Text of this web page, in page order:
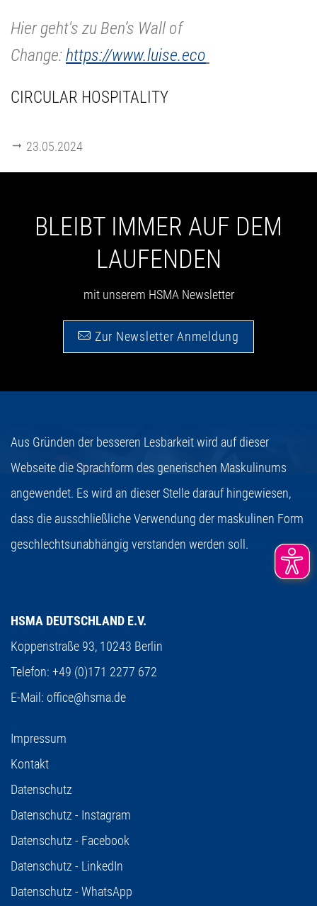
Hier geht's zu Ben’s Wall of
Change: https://www.luise.eco
CIRCULAR HOSPITALITY
23.05.2024
BLEIBT IMMER AUF DEM
LAUFENDEN
mit unserem HSMA Newsletter
Zur Newsletter Anmeldung
Aus Gründen der besseren Lesbarkeit wird auf dieser
Webseite die Sprachform des generischen Maskulinums
angewendet. Es wird an dieser Stelle darauf hingewiesen,
dass die ausschließliche Verwendung der maskulinen Form
geschlechtsunabhängig verstanden werden soll.
HSMA DEUTSCHLAND E.V.
Koppenstraße 93, 10243 Berlin
Telefon: +49 (0)171 2277 672
E-Mail: office@hsma.de
Impressum
Kontakt
Datenschutz
Datenschutz - Instagram
Datenschutz - Facebook
Datenschutz - LinkedIn
Datenschutz - WhatsApp